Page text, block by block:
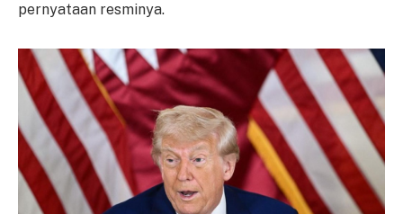
pernyataan resminya.